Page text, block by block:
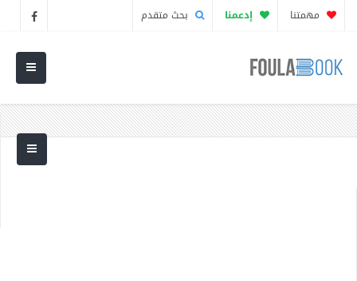
مهمتنا إدعمنا بحث متقدم